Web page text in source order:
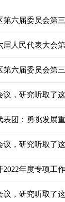
第六届委员会第
届人民代表大会
第六届委员会第
议，研究听取了
表团：勇挑发展
议，研究听取了
2022年度专项工
议，研究听取了